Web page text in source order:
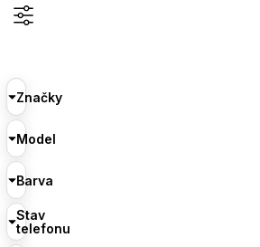
Značky
Model
Barva
Stav
telefonu